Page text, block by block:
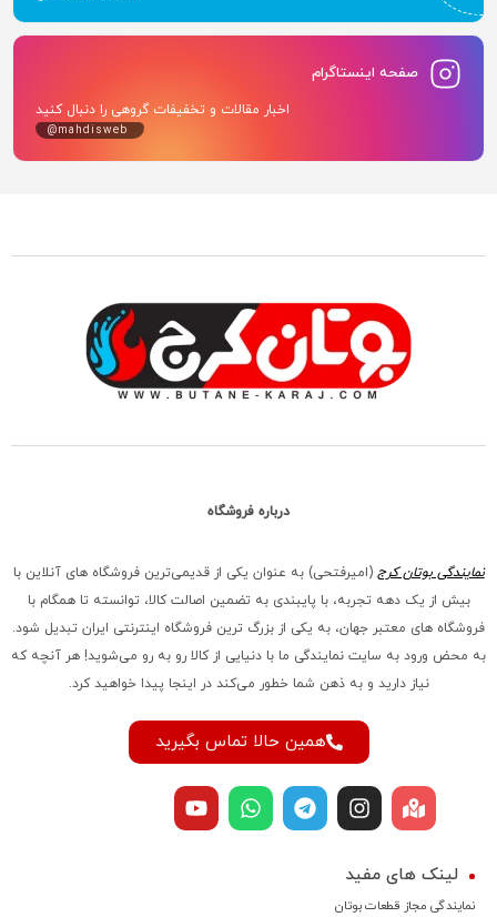
صفحه اینستاگرام
اخبار مقالات و تخفیفات گروهی را دنبال کنید
@mahdisweb
درباره فروشگاه
نمایندگی بوتان کرج (امیرفتحی) به عنوان یکی از قدیمی‌ترین فروشگاه های آنلاین با
بیش از یک دهه تجربه، با پایبندی به تضمین اصالت کالا، توانسته تا همگام با
فروشگاه‌ های معتبر جهان، به یکی از بزرگ‌ ترین فروشگاه اینترنتی ایران تبدیل شود.
به محض ورود به سایت نمایندگی ما با دنیایی از کالا رو به رو می‌شوید! هر آنچه که
نیاز دارید و به ذهن شما خطور می‌کند در اینجا پیدا خواهید کرد.
همین حالا تماس بگیرید
لینک های مفید
نمایندگی مجاز قطعات بوتان